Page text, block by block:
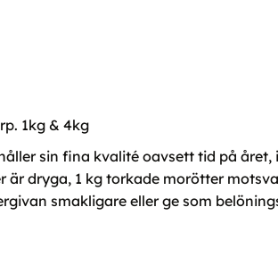
1kg & 4kg
sin fina kvalité oavsett tid på
är dryga, 1 kg torkade morötter
smakligare eller ge som